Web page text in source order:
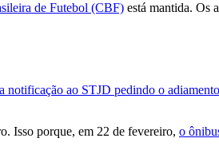
de Futebol (CBF) está mantida. Os
notificação ao STJD pedindo o
Isso porque, em 22 de fevereiro, o